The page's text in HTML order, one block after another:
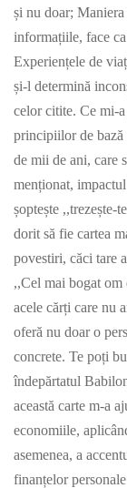
și nu doar;
informațiile, face
Experiențele de
și-l determină
celor citite. Ce mi-a
principiilor de bază
de mii de ani, care
menționat,
șoptește ,,trezește-
dorit să fie cartea
povestiri, căci tare
,,Cel mai bogat
acele cărți care nu
oferă nu doar o
concrete. Te poți
îndepărtatul
această carte m-a
economiile,
asemenea, a
finanțelor